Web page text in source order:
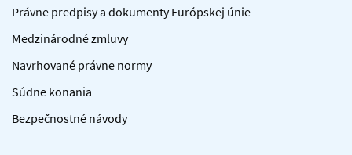
Právne predpisy a dokumenty Európskej únie
Medzinárodné zmluvy
Navrhované právne normy
Súdne konania
Bezpečnostné návody